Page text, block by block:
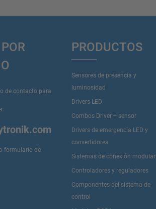
de contacto para
formulario de
PRODUCTOS
Sensores de presencia y
luminosidad
Drivers LED
Combos Driver + sensor
Drivers de emergencia LED y
convertidores
Sistemas de conexión modular
Controladores y reguladores
Componentes del sistema de
control